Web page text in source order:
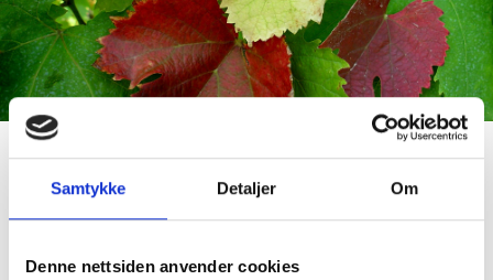
Samtykke Detaljer Om
Denne nettsiden anvender cookies
Plus Vini
Plus Vini AS ble etablert i 2011 med fokus på å tilby det